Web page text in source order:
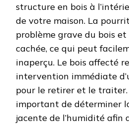
structure en bois à
de votre maison. La
problème grave du bois
cachée, ce qui peut
inaperçu. Le bois affecté
intervention immédiate
pour le retirer et le
important de déterminer
jacente de l’humidité afin